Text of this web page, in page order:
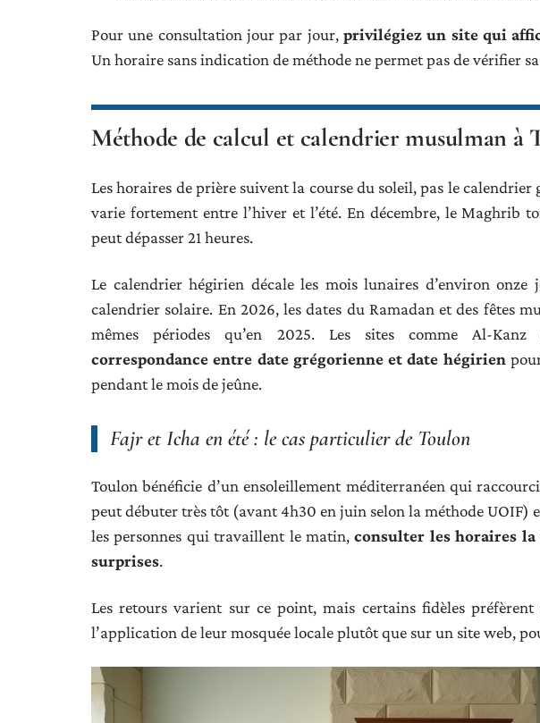
Pour une consultation jour par jour, privilégiez un site qui
Un horaire sans indication de méthode ne permet pas de vérifier
Méthode de calcul et calendrier musulman à
Les horaires de prière suivent la course du soleil, pas le
varie fortement entre l’hiver et l’été. En décembre, le Maghrib
peut dépasser 21 heures.
Le calendrier hégirien décale les mois lunaires d’environ
calendrier solaire. En 2026, les dates du Ramadan et des fêtes
mêmes périodes qu’en 2025. Les sites comme Al-
correspondance entre date grégorienne et date hégirien
pendant le mois de jeûne.
Fajr et Icha en été : le cas particulier de Toulon
Toulon bénéficie d’un ensoleillement méditerranéen qui
peut débuter très tôt (avant 4h30 en juin selon la méthode UOIF)
les personnes qui travaillent le matin,consulter les horaires la
surprises.
Les retours varient sur ce point, mais certains fidèles
l’application de leur mosquée locale plutôt que sur un site web,